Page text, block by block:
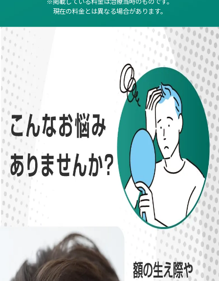
現在の料金とは異なる場合があります。